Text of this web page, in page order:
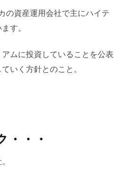
の資産運用会社で主にハイテ
す。
ムに投資していることを公表
いく方針とのこと。
・・・